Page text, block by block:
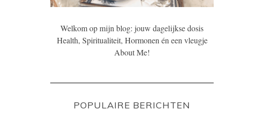
Welkom op mijn blog: jouw dagelijkse dosis
Health, Spiritualiteit, Hormonen én een vleugje
About Me!
POPULAIRE BERICHTEN